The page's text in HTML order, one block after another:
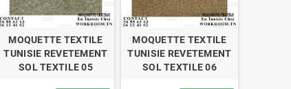
MOQUETTE TEXTILE
TUNISIE REVETEMENT
SOL TEXTILE 05
MOQUETTE TEXTILE
TUNISIE REVETEMENT
SOL TEXTILE 06